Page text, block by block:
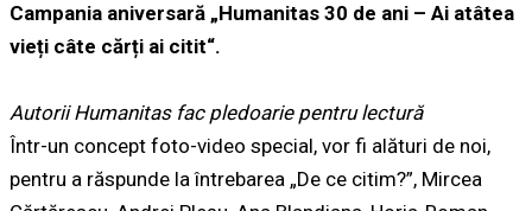
Campania aniversară „Humanitas 30 de ani – Ai atâtea
vieți câte cărți ai citit“.
Autorii Humanitas fac pledoarie pentru lectură
Într-un concept foto-video special, vor fi alături de noi,
pentru a răspunde la întrebarea „De ce citim?”, Mircea